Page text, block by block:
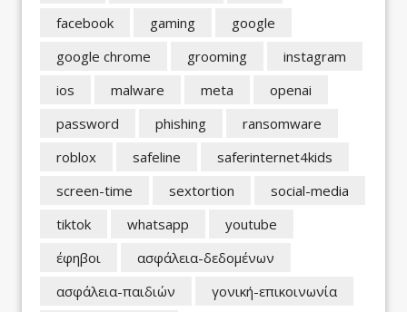
facebook
gaming
google
google chrome
grooming
instagram
ios
malware meta
openai
password
phishing
ransomware
roblox
safeline
saferinternet4kids
screen-time
sextortion
social-media
tiktok
whatsapp
youtube
έφηβοι
ασφάλεια-δεδομένων
ασφάλεια-παιδιών
γονική-επικοινωνία